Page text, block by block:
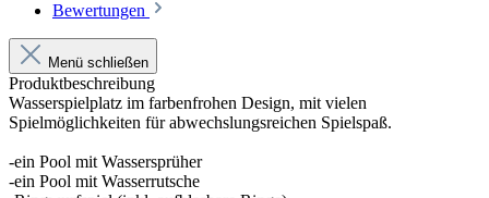
Bewertungen
Menü schließen
Produktbeschreibung
Wasserspielplatz im farbenfrohen Design, mit vielen
Spielmöglichkeiten für abwechslungsreichen Spielspaß.
-ein Pool mit Wassersprüher
-ein Pool mit Wasserrutsche